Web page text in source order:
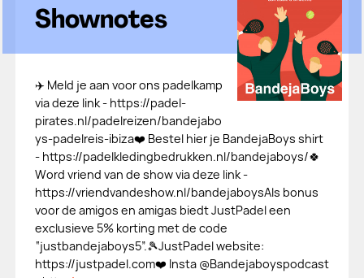
Shownotes
✈️ Meld je aan voor ons padelkamp
via deze link - ⁠⁠https://padel-
pirates.nl/padelreizen/bandejabo
ys-padelreis-ibiza⁠⁠❤️ Bestel hier je BandejaBoys shirt
- ⁠⁠⁠⁠⁠⁠⁠⁠⁠⁠⁠⁠⁠⁠⁠⁠⁠⁠⁠⁠⁠⁠⁠⁠⁠⁠⁠⁠https://padelkledingbedrukken.nl/bandejaboys/⁠⁠⁠⁠⁠⁠⁠⁠⁠🍀
Word vriend van de show via deze link -
⁠⁠⁠⁠⁠⁠https://vriendvandeshow.nl/bandejaboys⁠⁠⁠⁠Als bonus
voor de amigos en amigas biedt JustPadel een
exclusieve 5% korting met de code
“justbandejaboys5”.🎾JustPadel website:
⁠⁠⁠⁠⁠⁠⁠⁠⁠⁠⁠⁠⁠⁠⁠⁠⁠⁠https://justpadel.com⁠⁠⁠⁠⁠⁠⁠⁠⁠⁠⁠⁠⁠⁠⁠⁠⁠⁠⁠⁠⁠⁠❤️ Insta @Bandejaboyspodcast